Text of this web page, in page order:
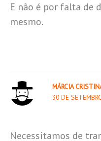
E não é por falta de
mesmo.
MÁRCIA
30 DE
Necessitamos de